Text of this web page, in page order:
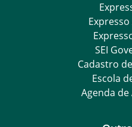
SEI
Cadastro
Escola
Agenda